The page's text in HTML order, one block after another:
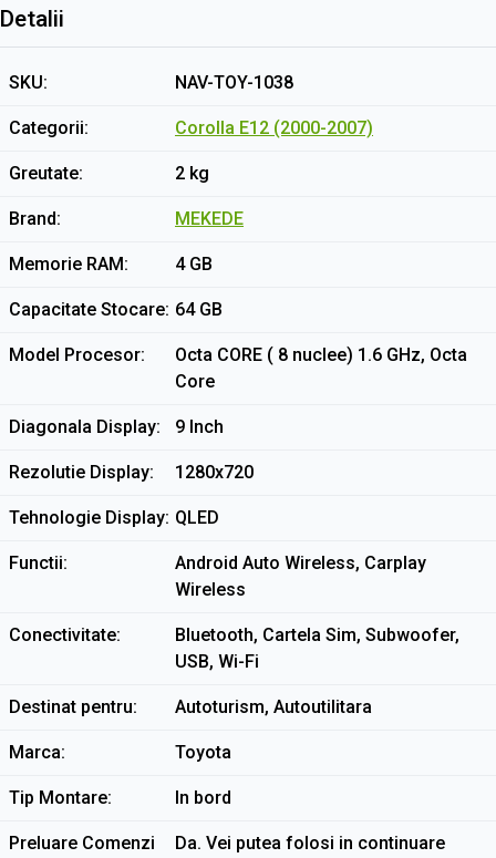
Detalii
SKU NAV-TOY-1038
Categorii Corolla E12 (2000-2007)
Greutate 2 kg
Brand MEKEDE
Memorie RAM 4 GB
Capacitate Stocare 64 GB
Model Procesor
Octa CORE ( 8 nuclee) 1.6 GHz, Octa
Core
Diagonala Display 9 Inch
Rezolutie Display 1280x720
Tehnologie Display QLED
Functii
Android Auto Wireless, Carplay
Wireless
Conectivitate
Bluetooth, Cartela Sim, Subwoofer,
USB, Wi-Fi
Destinat pentru Autoturism, Autoutilitara
Marca Toyota
Tip Montare In bord
Preluare Comenzi
Da. Vei putea folosi in continuare